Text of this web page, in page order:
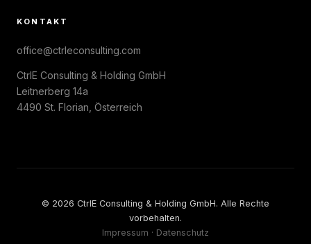
KONTAKT
office@ctrleconsulting.com
CtrlE Consulting & Holding GmbH
Leitnerberg 14a
4490 St. Florian, Österreich
© 2026 CtrlE Consulting & Holding GmbH. Alle Rechte
vorbehalten.
Impressum · Datenschutz